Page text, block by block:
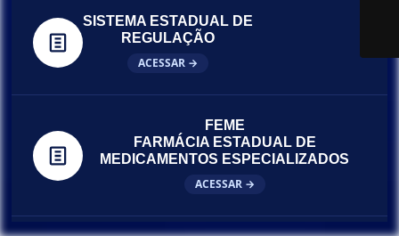
SISTEMA ESTADUAL DE
REGULAÇÃO
ACESSAR →
FEME
FARMÁCIA ESTADUAL DE
MEDICAMENTOS ESPECIALIZADOS
ACESSAR →